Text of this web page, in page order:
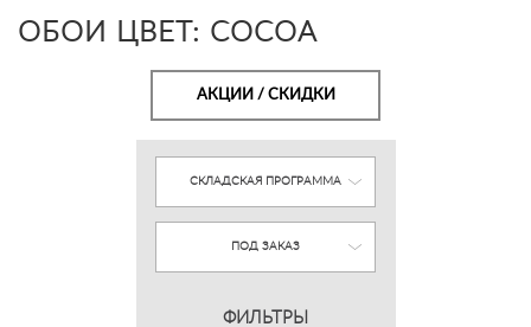
ОБОИ ЦВЕТ: COCOA
АКЦИИ / СКИДКИ
СКЛАДСКАЯ ПРОГРАММА
ПОД ЗАКАЗ
ФИЛЬТРЫ